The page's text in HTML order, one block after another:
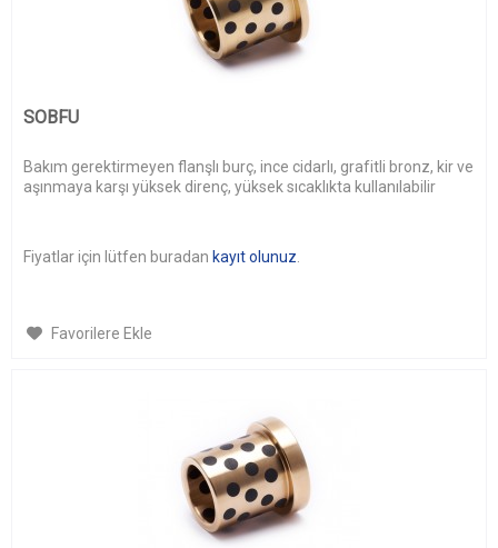
SOBFU
Bakım gerektirmeyen flanşlı burç, ince cidarlı, grafitli bronz, kir ve
aşınmaya karşı yüksek direnç, yüksek sıcaklıkta kullanılabilir
Fiyatlar için lütfen buradan kayıt olunuz.
Favorilere Ekle